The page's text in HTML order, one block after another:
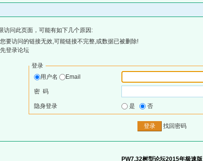
访问此页面，可能有如下几个原因:
要访问的链接无效,可能链接不完整,或数据已被删除!
登录论坛
登录
用户名
Email
密 码
隐身登录 是 否
找回密码
PW7.32树型论坛2015年极速版